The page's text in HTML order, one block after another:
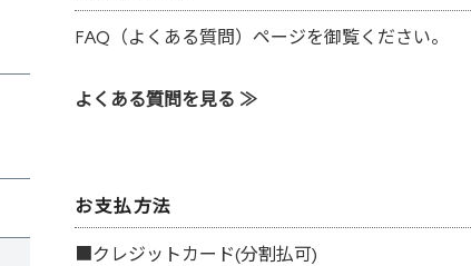
FAQ（よくある質問）ページを御覧ください。
よくある質問を見る ≫
お支払方法
■クレジットカード(分割払可)